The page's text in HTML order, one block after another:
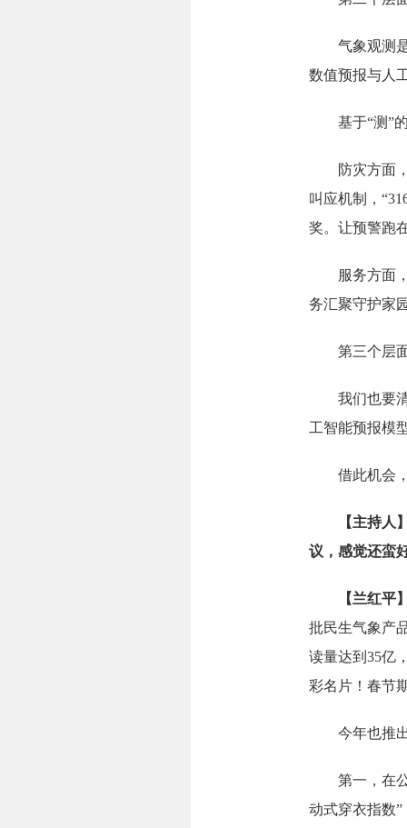
气象观测是
数值预报与人
基于“测”的
防灾方面，
叫应机制，
奖。让预警跑
服务方面，“
务汇聚守护家
第三个层面
我们也要清
工智能预报模
借此机会，
【主持人
议，感觉还蛮
【兰红平
批民生气象产
读量达到35亿
彩名片！春节
今年也推出
第一，在公
动式穿衣指数